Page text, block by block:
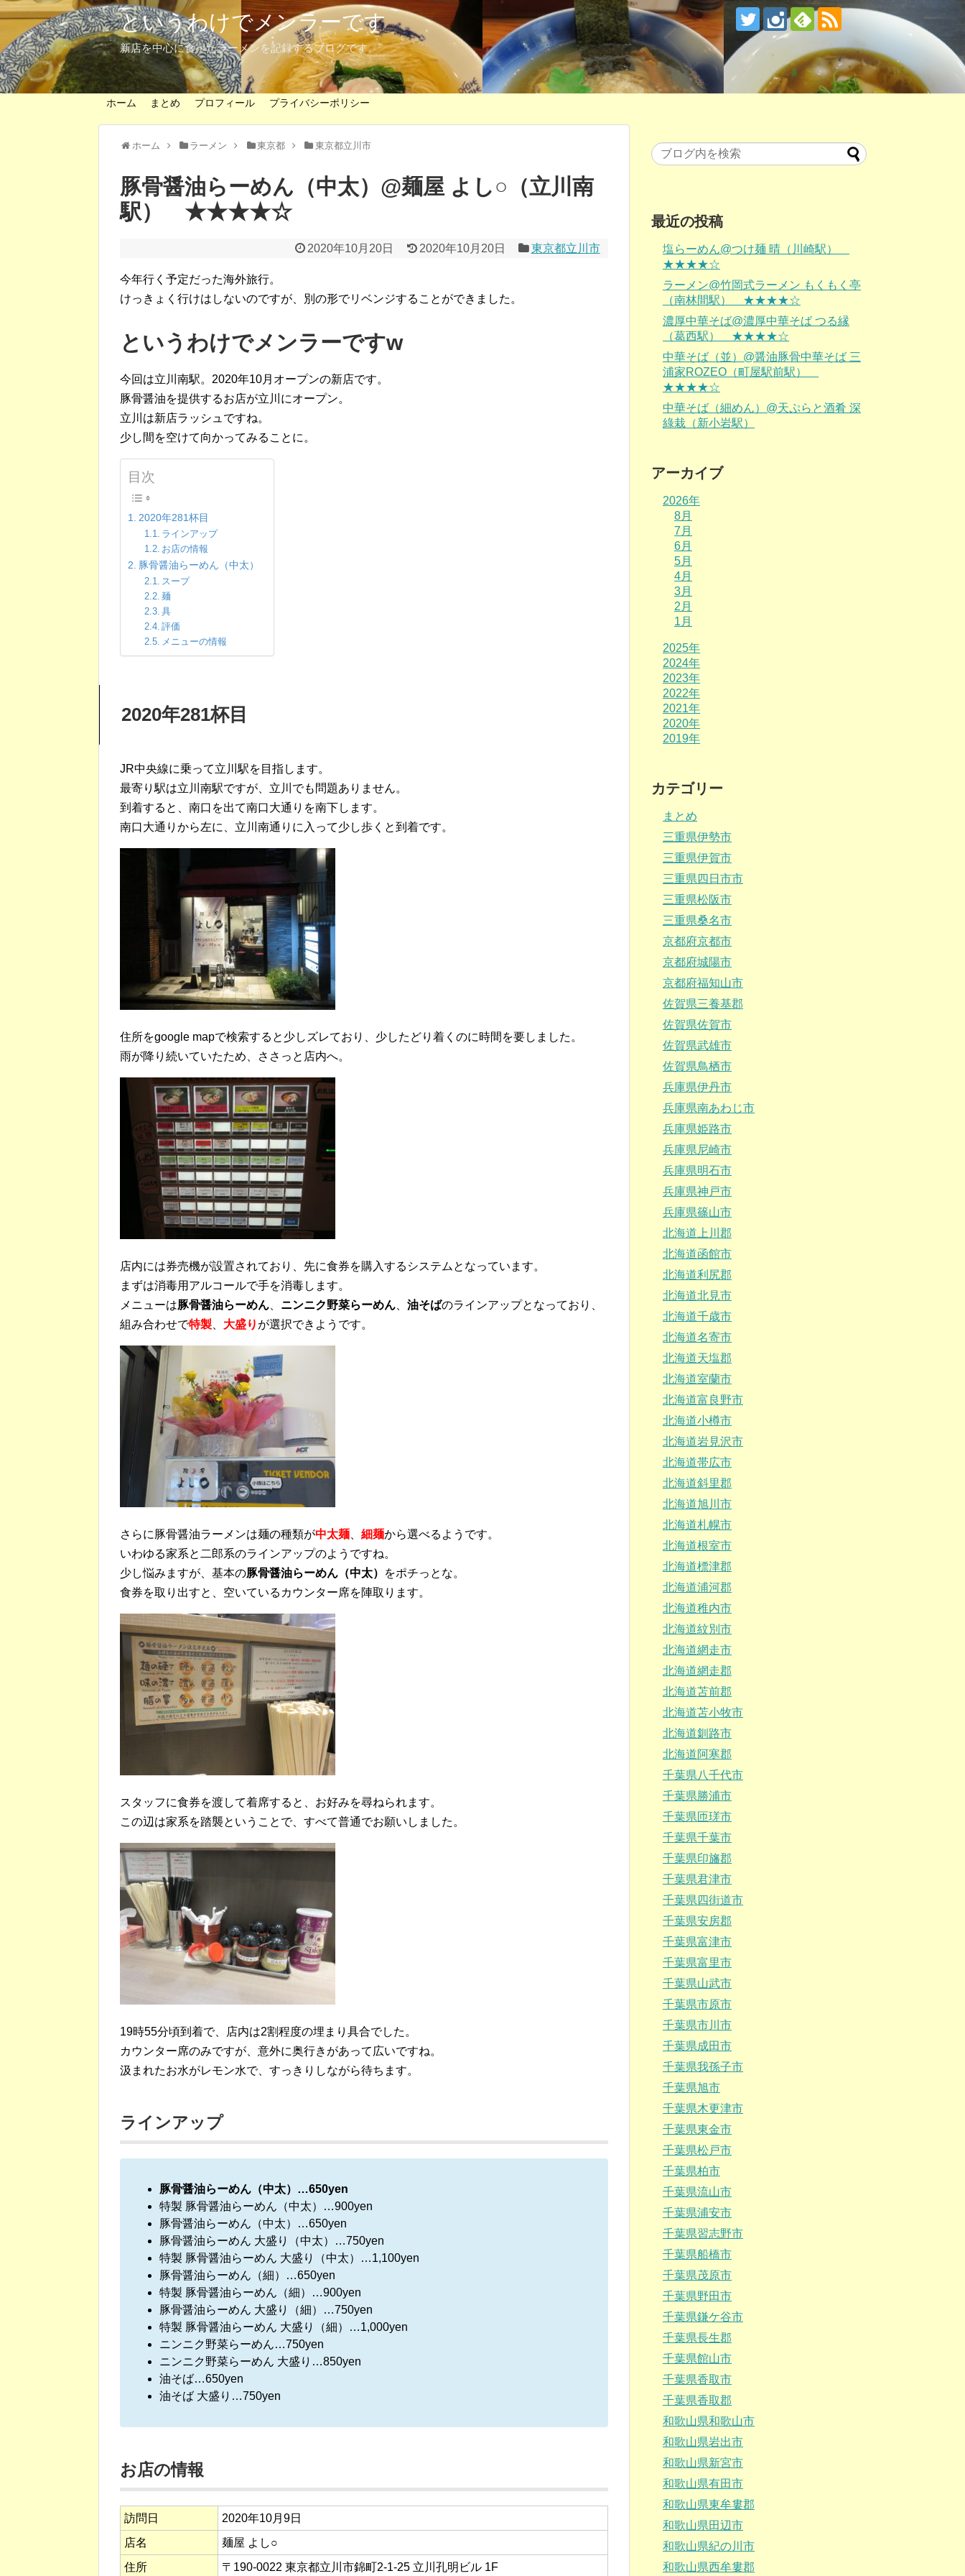
というわけでメンラーです
新店を中心に食べたラーメンを記録するブログです。
ホーム まとめ プロフィール プライバシーポリシー
ホーム ラーメン 東京都 東京都立川市
豚骨醤油らーめん（中太）@麺屋 よし○（立川南
駅） ★★★★☆
2020年10月20日 2020年10月20日 東京都立川市
今年行く予定だった海外旅行。
けっきょく行けはしないのですが、別の形でリベンジすることができました。
というわけでメンラーですw
今回は立川南駅。2020年10月オープンの新店です。
豚骨醤油を提供するお店が立川にオープン。
立川は新店ラッシュですね。
少し間を空けて向かってみることに。
目次
2020年281杯目
ラインアップ
お店の情報
豚骨醤油らーめん（中太）
スープ
麺
具
評価
メニューの情報
2020年281杯目
JR中央線に乗って立川駅を目指します。
最寄り駅は立川南駅ですが、立川でも問題ありません。
到着すると、南口を出て南口大通りを南下します。
南口大通りから左に、立川南通りに入って少し歩くと到着です。
住所をgoogle mapで検索すると少しズレており、少したどり着くのに時間を要しました。
雨が降り続いていたため、ささっと店内へ。
店内には券売機が設置されており、先に食券を購入するシステムとなっています。
まずは消毒用アルコールで手を消毒します。
メニューは豚骨醤油らーめん ニンニク野菜らーめん 油そばのラインアップとなっており、
組み合わせで特製 大盛り が選択できようです。
さらに豚骨醤油ラーメンは麺の種類が中太麺 細麺から選べるようです。
いわゆる家系と二郎系のラインアップのようですね。
少し悩みますが、基本の豚骨醤油らーめん（中太）
をポチっとな。
食券を取り出すと、空いているカウンター席を陣取ります。
スタッフに食券を渡して着席すると、お好みを尋ねられます。
この辺は家系を踏襲ということで、すべて普通でお願いしました。
19時55分頃到着で、店内は2割程度の埋まり具合でした。
カウンター席のみですが、意外に奥行きがあって広いですね。
汲まれたお水がレモン水で、すっきりしながら待ちます。
ラインアップ
豚骨醤油らーめん（中太）…650yen
特製 豚骨醤油らーめん（中太）…900yen
豚骨醤油らーめん（中太）…650yen
豚骨醤油らーめん 大盛り（中太）…750yen
特製 豚骨醤油らーめん 大盛り（中太）…1,100yen
豚骨醤油らーめん（細）…650yen
特製 豚骨醤油らーめん（細）…900yen
豚骨醤油らーめん 大盛り（細）…750yen
特製 豚骨醤油らーめん 大盛り（細）…1,000yen
ニンニク野菜らーめん…750yen
ニンニク野菜らーめん 大盛り…850yen
油そば…650yen
油そば 大盛り…750yen
お店の情報
訪問日
2020年10月9日
店名
麺屋 よし○
住所
〒190-0022 東京都立川市錦町2-1-25 立川孔明ビル 1F
最近の投稿
塩らーめん@つけ麺 晴（川崎駅）
★★★★☆
ラーメン@竹岡式ラーメン もくもく亭
（南林間駅） ★★★★☆
濃厚中華そば@濃厚中華そば つる縁
（葛西駅） ★★★★☆
中華そば（並）@醤油豚骨中華そば 三
浦家ROZEO（町屋駅前駅）
★★★★☆
中華そば（細めん）@天ぷらと酒肴 深
綠栽（新小岩駅）
アーカイブ
2026年
8月
7月
6月
5月
4月
3月
2月
1月
2025年
2024年
2023年
2022年
2021年
2020年
2019年
カテゴリー
まとめ
三重県伊勢市
三重県伊賀市
三重県四日市市
三重県松阪市
三重県桑名市
京都府京都市
京都府城陽市
京都府福知山市
佐賀県三養基郡
佐賀県佐賀市
佐賀県武雄市
佐賀県鳥栖市
兵庫県伊丹市
兵庫県南あわじ市
兵庫県姫路市
兵庫県尼崎市
兵庫県明石市
兵庫県神戸市
兵庫県篠山市
北海道上川郡
北海道函館市
北海道利尻郡
北海道北見市
北海道千歳市
北海道名寄市
北海道天塩郡
北海道室蘭市
北海道富良野市
北海道小樽市
北海道岩見沢市
北海道帯広市
北海道斜里郡
北海道旭川市
北海道札幌市
北海道根室市
北海道標津郡
北海道浦河郡
北海道稚内市
北海道紋別市
北海道網走市
北海道網走郡
北海道苫前郡
北海道苫小牧市
北海道釧路市
北海道阿寒郡
千葉県八千代市
千葉県勝浦市
千葉県匝瑳市
千葉県千葉市
千葉県印旛郡
千葉県君津市
千葉県四街道市
千葉県安房郡
千葉県富津市
千葉県富里市
千葉県山武市
千葉県市原市
千葉県市川市
千葉県成田市
千葉県我孫子市
千葉県旭市
千葉県木更津市
千葉県東金市
千葉県松戸市
千葉県柏市
千葉県流山市
千葉県浦安市
千葉県習志野市
千葉県船橋市
千葉県茂原市
千葉県野田市
千葉県鎌ケ谷市
千葉県長生郡
千葉県館山市
千葉県香取市
千葉県香取郡
和歌山県和歌山市
和歌山県岩出市
和歌山県新宮市
和歌山県有田市
和歌山県東牟婁郡
和歌山県田辺市
和歌山県紀の川市
和歌山県西牟婁郡